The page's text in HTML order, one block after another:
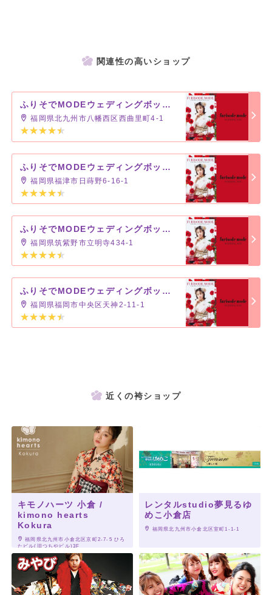
関連性の高いショップ
ふりそでMODEウェディングボックス イオンタウン黒崎店
福岡県北九州市八幡西区西曲里町4-1
ふりそでMODEウェディングボックス イオンモール福津店
福岡県福津市日蒔野6-16-1
ふりそでMODEウェディングボックス イオンモール筑紫野店
福岡県筑紫野市立明寺434-1
ふりそでMODEウェディングボックス 福岡PARCO店
福岡県福岡市中央区天神2-11-1
近くの袴ショップ
キモノハーツ 小倉 /
kimono hearts
Kokura
福岡県北九州市小倉北区京町2-7-5 ひろ
たビル(旧つちやビル)3F
レンタルstudio夢見るゆ
めこ小倉店
福岡県北九州市小倉北区室町1-1-1